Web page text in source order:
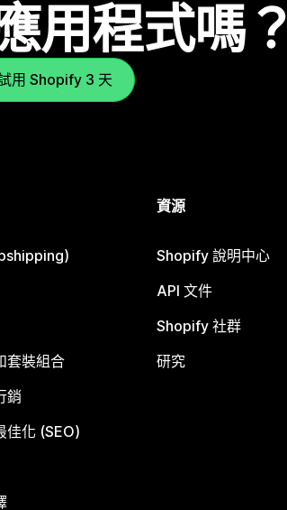
用程式嗎？
用 Shopify 3 天
套裝組合
銷
佳化 (SEO)
資源
Shopify 說明中心
API 文件
Shopify 社群
研究